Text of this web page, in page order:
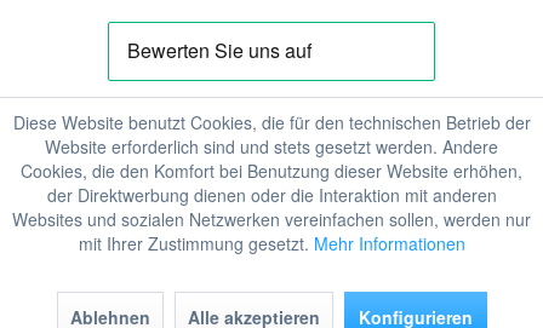
Diese Website benutzt Cookies, die für den technischen Betrieb der
Website erforderlich sind und stets gesetzt werden. Andere
Cookies, die den Komfort bei Benutzung dieser Website erhöhen,
der Direktwerbung dienen oder die Interaktion mit anderen
Websites und sozialen Netzwerken vereinfachen sollen, werden nur
mit Ihrer Zustimmung gesetzt. Mehr Informationen
Ablehnen Alle akzeptieren Konfigurieren